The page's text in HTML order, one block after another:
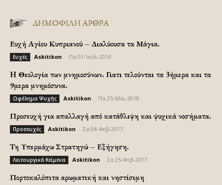
ΔΗΜΟΦΙΛΗ ΑΡΘΡΑ
Ευχή Αγίου Κυπριανού – Διαλύουσα τα Μάγια.
Ευχές Askitikon Πα 01-Ιούλ-2016
H Θεολογία των μνημοσύνων. Γιατι τελούνται τα 3ήμερα και τα
9μερα μνημόσυνα.
Ωφέλημα Ψυχής Askitikon Πα 25-Μάι-2018
Προσευχή για απαλλαγή από κατάθλιψη και ψυχικά νοσήματα.
Προσευχές Askitikon Σα 04-Φεβ-2017
Τη Υπερμάχω Στρατηγώ – Εξήγηση.
Λειτουργικά Κείμενα Askitikon Σα 25-Φεβ-2017
Πορτοκαλόπιτα αρωματική και νηστίσιμη